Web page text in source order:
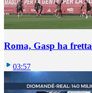
Roma, Gasp ha fretta
03:57